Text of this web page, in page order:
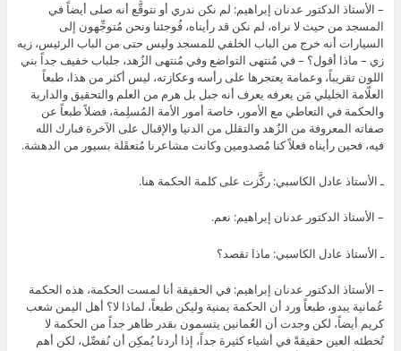
– الأستاذ الدكتور عدنان إبراهيم: لم نكن ندري أو نتوقَّع أنه صلى أيضاً في
المسجد من حيث لا نراه، لم نكن قد رأيناه، فُوجئنا ونحن مُتوجِّهون إلى
السيارات أنه خرج من الباب الخلفي للمسجد وليس حتى من الباب الرئيس، زيه
زي – ماذا أقول؟ – في مُنتهى التواضع وفي مُنتهى الزُهد، جلباب خفيف جداً بني
اللون تقريباً، وعمامة يعتجرها على رأسه وعكازته، ليس أكثر من هذا، طبعاً
العلّامة الخليلي مَن يعرفه يعرف أنه جبل بل هرم من العلم والتحقيق والدارية
والحكمة في التعاطي مع الأمور، خاصة أمور الأمة المُسلِمة، فضلاً طبعاً عن
صفاته المعروفة من الزُهد والتقلل من الدنيا والإقبال على الآخرة فبارك الله
فيه، فحين رأيناه فعلاً كنا مُصدومين وكانت مشاعرنا مُتعقَلة بسيور من الدهشة.
ـ الأستاذ عادل الكاسبي: ركَّزت على كلمة الحكمة هنا.
– الأستاذ الدكتور عدنان إبراهيم: نعم.
ـ الأستاذ عادل الكاسبي: ماذا تقصد؟
– الأستاذ الدكتور عدنان إبراهيم: في الحقيقة أنا لمست الحكمة، هذه الحكمة
عُمانية يبدو، طبعاً ورد أن الحكمة يمنية وليكن طبعاً، لماذا لا؟ أهل اليمن شعب
كريم أيضاً، لكن وجدت أن العُمانين يتسمون بقدر ظاهر جداً من الحكمة لا
تُخطئه العين حقيقةً في أشياء كثيرة جداً، إذا أردنا يُمكِن أن نُفصِّل، لكن أهم